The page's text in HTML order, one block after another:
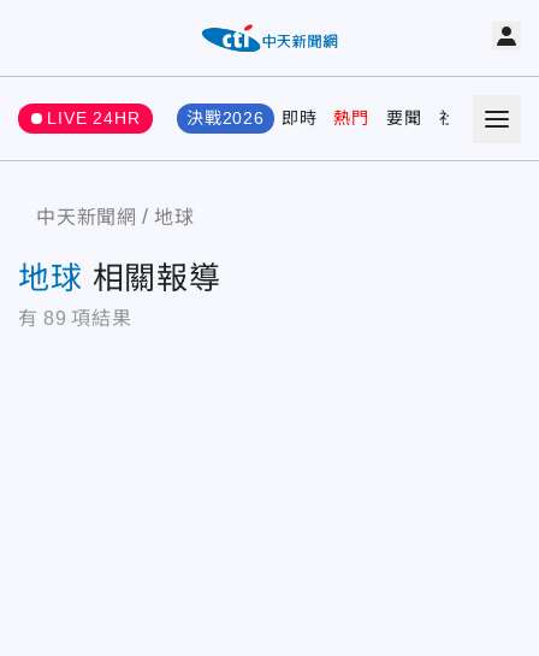
LIVE 24HR 決戰2026 即時 熱門 要聞 社會 娛樂
中天新聞網 地球
地球 相關報導
有 89 項結果